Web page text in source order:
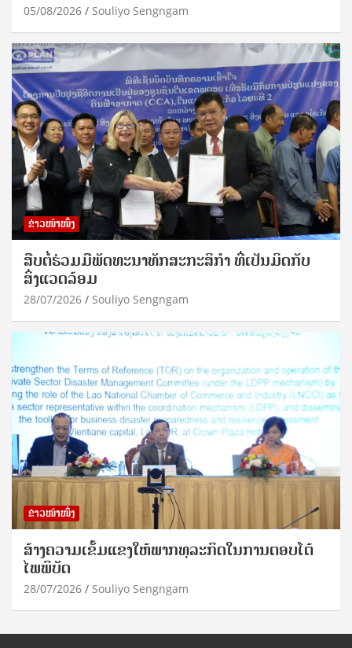
05/08/2026 Souliyo Sengngam
ຂ່າວໜ້າໜຶ່ງ
ສືບຕໍ່ຮ່ວມມືພັດທະນາທັກສະກະສິກຳ ທີ່ເປັນມິດກັບ
ສິ່ງແວດລ້ອມ
28/07/2026 Souliyo Sengngam
ຂ່າວໜ້າໜຶ່ງ
ສ້າງຄວາມເຂັ້ມແຂງໃຫ້ພາກທຸລະກິດໃນການຕອບໂຕ້
ໄພພິບັດ
28/07/2026 Souliyo Sengngam